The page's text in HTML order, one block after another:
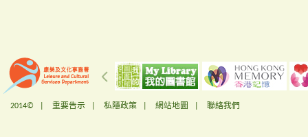
2014© | 重要告示 私隱政策 網站地圖 聯絡我們